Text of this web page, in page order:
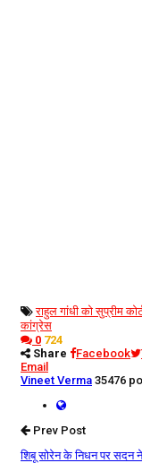
राहुल गांधी को सुप्रीम
कांग्रेस
0 724
Share
Facebook
Email
Vineet Verma 35476
Prev Post
शिबू सोरेन के निधन पर सदन ने